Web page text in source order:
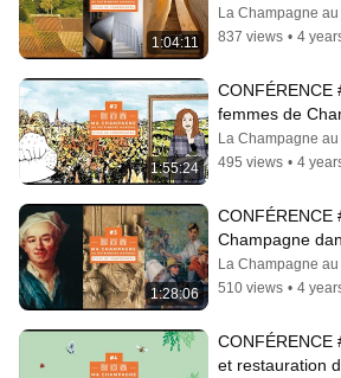
1:04:11
Champagne au
837 views • 4
1:55:24
CONFÉRENCE
femmes de
parcours ?…!"
495 views • 4
1:28:06
CONFÉRENCE
Champagne
510 views • 4
CONFÉRENCE
et restauration